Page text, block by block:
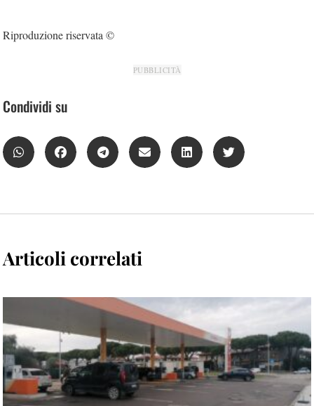
Riproduzione riservata ©
PUBBLICITÀ
Condividi su
Articoli correlati